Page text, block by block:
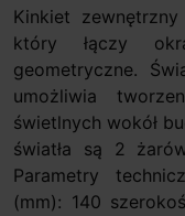
Kinkiet
który łączy
geometryczne.
umożliwia
świetlnych wokół
światła są 2
Parametry
(mm): 140